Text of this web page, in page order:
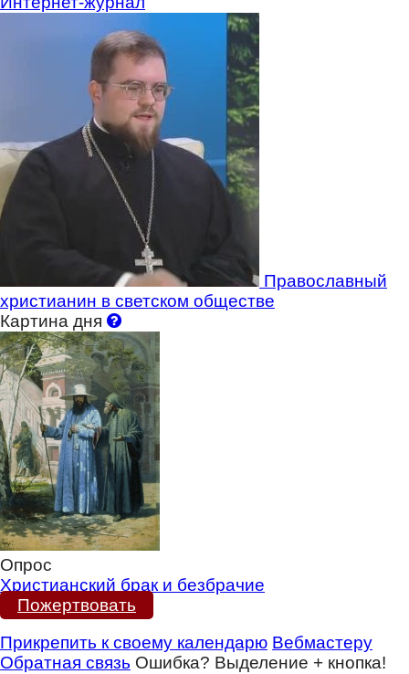
Православный
христианин в светском обществе
Картина дня
Опрос
Христианский брак и безбрачие
Пожертвовать
Прикрепить к своему календарю Вебмастеру
Обратная связь Ошибка? Выделение + кнопка!